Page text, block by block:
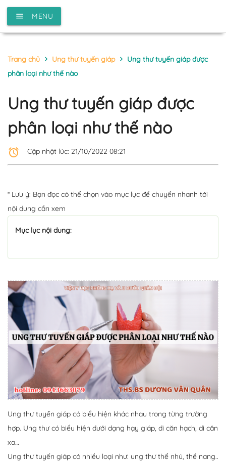
menu MENU
Trang chủ chevron_right Ung thư tuyến giáp chevron_right Ung thư tuyến giáp được
phân loại như thế nào
Ung thư tuyến giáp được
phân loại như thế nào
alarm Cập nhật lúc: 21/10/2022 08:21
* Lưu ý: Bạn đọc có thể chọn vào mục lục để chuyển nhanh tới
nội dung cần xem
Mục lục nội dung:
Ung thư tuyến giáp có biểu hiện khác nhau trong từng trường
hợp. Ung thư có biểu hiện dưới dạng hạy giáp, di căn hạch, di căn
xa…
Ung thư tuyến giáp có nhiều loại như: ung thư thể nhú, thể nang..